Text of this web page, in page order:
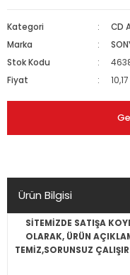
Kategori
CD
Marka
Stok Kodu
Fiyat
Ürün Bilgisi
SİTEMİZDE SATIŞA
OLARAK, ÜRÜN
TEMİZ,SORUNSUZ